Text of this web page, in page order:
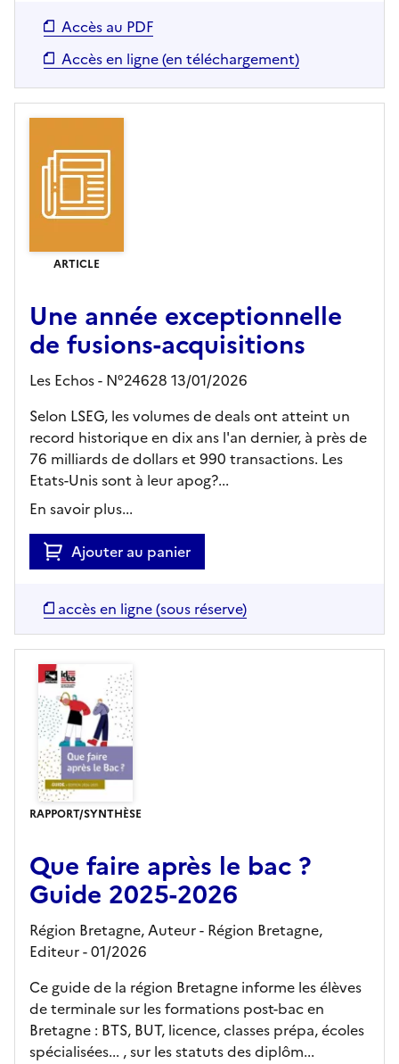
Accès au PDF
Accès en ligne (en téléchargement)
ARTICLE
Une année exceptionnelle
de fusions-acquisitions
Les Echos - N°24628 13/01/2026
Selon LSEG, les volumes de deals ont atteint un
record historique en dix ans l'an dernier, à près de
76 milliards de dollars et 990 transactions. Les
Etats-Unis sont à leur apog?...
En savoir plus...
Ajouter au panier
accès en ligne (sous réserve)
RAPPORT/SYNTHÈSE
Que faire après le bac ?
Guide 2025-2026
Région Bretagne, Auteur - Région Bretagne,
Editeur- 01/2026
Ce guide de la région Bretagne informe les élèves
de terminale sur les formations post-bac en
Bretagne : BTS, BUT, licence, classes prépa, écoles
spécialisées... , sur les statuts des diplôm...